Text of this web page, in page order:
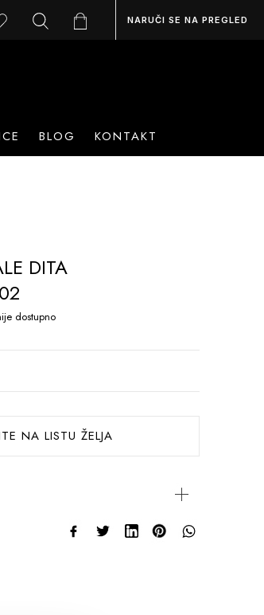
NARUČI SE NA PREGLED
BLOG KONTAKT
DITA
dostupno
NA LISTU ŽELJA